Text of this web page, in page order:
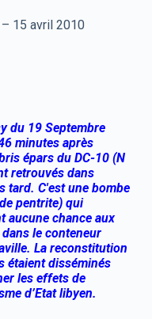
15 avril 2010
du 19 Septembre
minutes après
épars du DC-10 (N
retrouvés dans
tard. C'est une bombe
pentrite) qui
aucune chance aux
le conteneur
La reconstitution
étaient disséminés
les effets de
d’Etat libyen.